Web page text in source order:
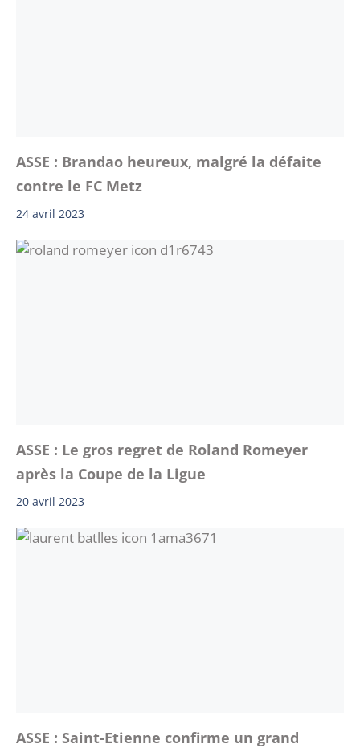
ASSE : Brandao heureux, malgré la défaite
contre le FC Metz
24 avril 2023
ASSE : Le gros regret de Roland Romeyer
après la Coupe de la Ligue
20 avril 2023
ASSE : Saint-Etienne confirme un grand